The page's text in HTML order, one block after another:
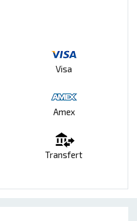
Visa
Amex
Transfert